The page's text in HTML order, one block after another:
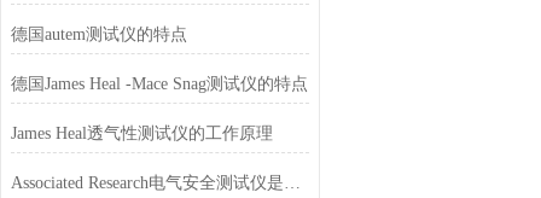
德国autem测试仪的特点
德国James Heal -Mace Snag测试仪的特点
James Heal透气性测试仪的工作原理
Associated Research电气安全测试仪是用于实验室